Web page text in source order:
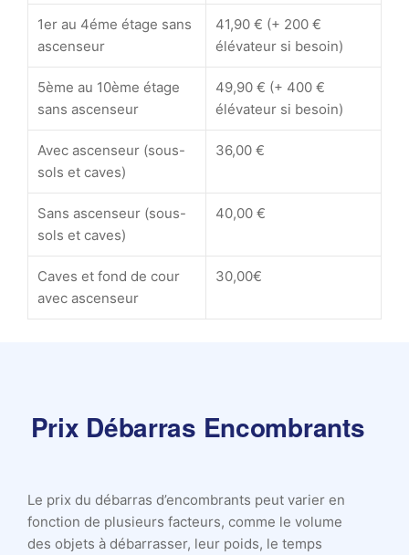
1er au 4éme étage sans
ascenseur
41,90 € (+ 200 €
élévateur si besoin)
5ème au 10ème étage
sans ascenseur
49,90 € (+ 400 €
élévateur si besoin)
Avec ascenseur (sous-
sols et caves)
36,00 €
Sans ascenseur (sous-
sols et caves)
40,00 €
Caves et fond de cour
avec ascenseur
30,00€
Prix Débarras Encombrants
Le prix du débarras d’encombrants peut varier en
fonction de plusieurs facteurs, comme le volume
des objets à débarrasser, leur poids, le temps